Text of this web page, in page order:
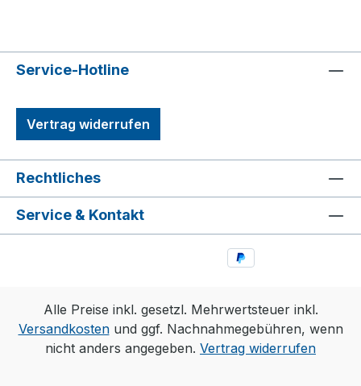
Service-Hotline
Vertrag widerrufen
Rechtliches
Service & Kontakt
Alle Preise inkl. gesetzl. Mehrwertsteuer inkl.
Versandkostenund ggf. Nachnahmegebühren, wenn
nicht anders angegeben. Vertrag widerrufen